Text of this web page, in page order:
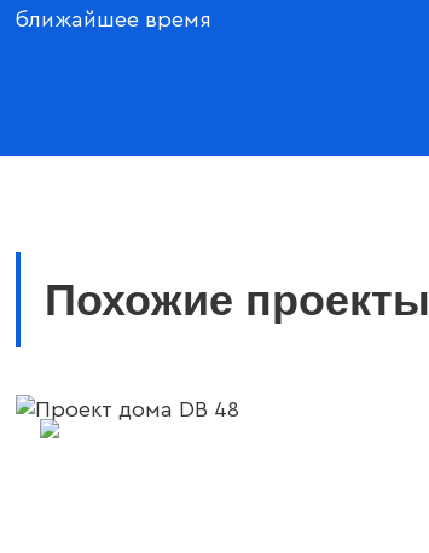
ближайшее время
Похожие проекты